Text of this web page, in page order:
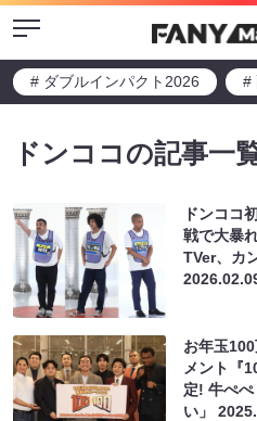
Menu
# ダブルインパクト2026 #
ドンココの記事一
ドンココ
戦で大暴
TVer、カ
お年玉
メント『
定! 牛ぺ
い」